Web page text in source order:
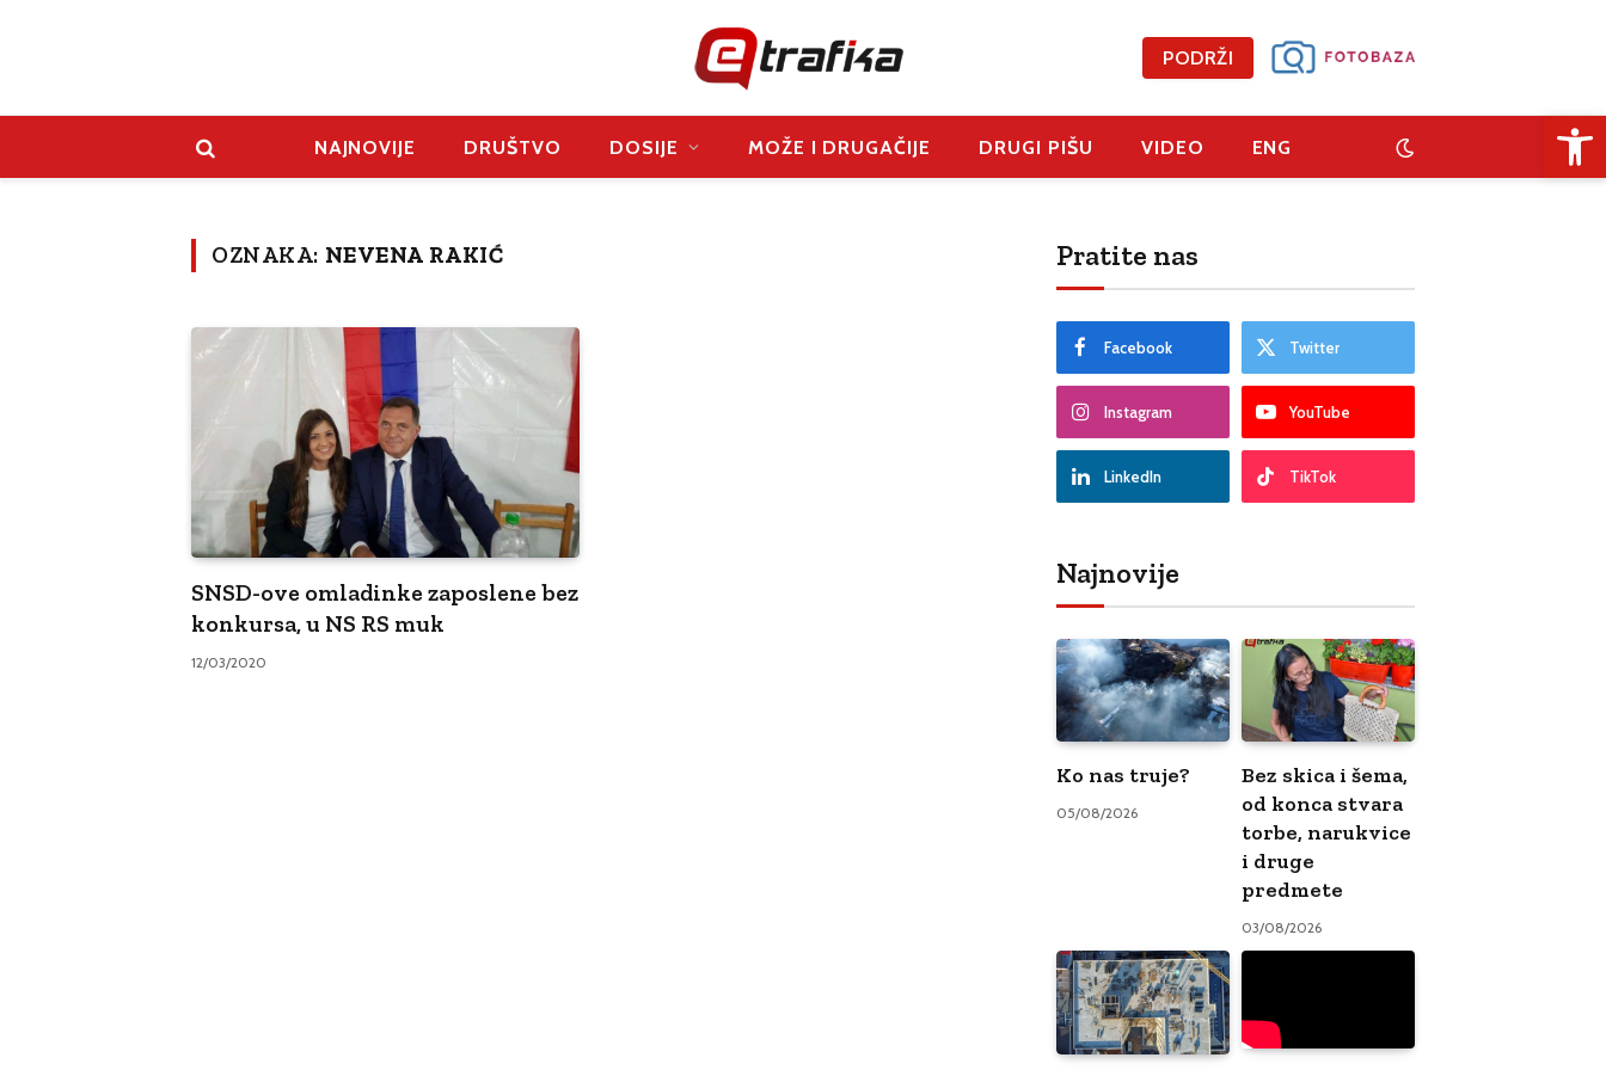
PODRŽI
NAJNOVIJE DRUŠTVO DOSIJE MOŽE I DRUGAČIJE DRUGI PIŠU VIDEO ENG
OZNAKA: NEVENA RAKIĆ
SNSD-ove omladinke zaposlene bez
konkursa, u NS RS muk
12/03/2020
Pratite nas
Facebook Twitter
Instagram YouTube
LinkedIn TikTok
Najnovije
Ko nas truje?
05/08/2026
Bez skica i šema,
od konca stvara
torbe, narukvice
i druge
predmete
03/08/2026